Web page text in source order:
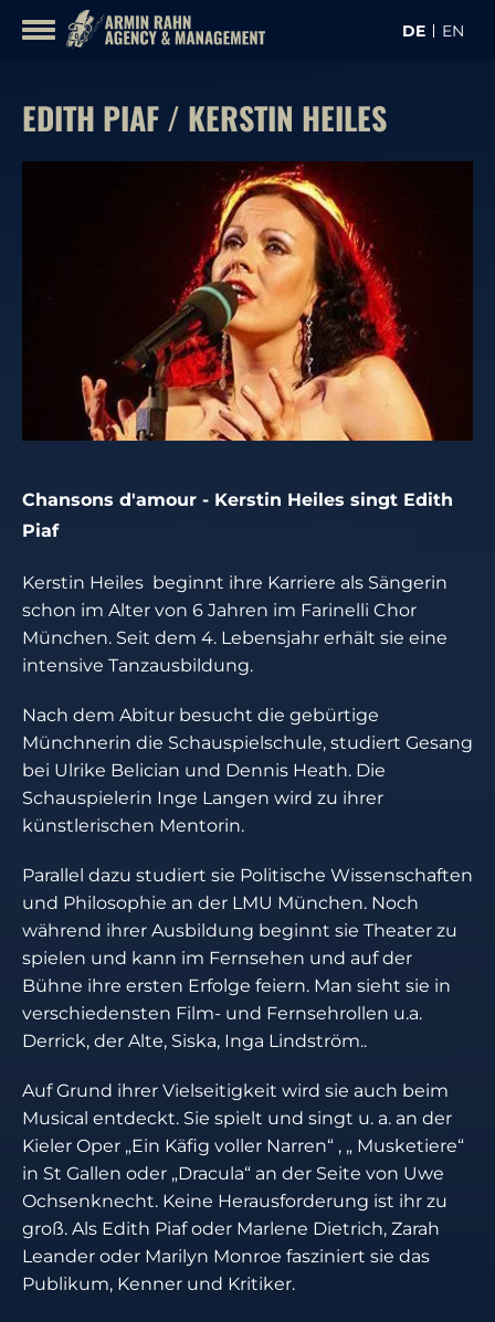
überspringen
DE EN
EDITH PIAF / KERSTIN HEILES
Chansons d'amour - Kerstin Heiles singt Edith
Piaf
Kerstin Heiles beginnt ihre Karriere als Sängerin
schon im Alter von 6 Jahren im Farinelli Chor
München. Seit dem 4. Lebensjahr erhält sie eine
intensive Tanzausbildung.
Nach dem Abitur besucht die gebürtige
Münchnerin die Schauspielschule, studiert Gesang
bei Ulrike Belician und Dennis Heath. Die
Schauspielerin Inge Langen wird zu ihrer
künstlerischen Mentorin.
Parallel dazu studiert sie Politische Wissenschaften
und Philosophie an der LMU München. Noch
während ihrer Ausbildung beginnt sie Theater zu
spielen und kann im Fernsehen und auf der
Bühne ihre ersten Erfolge feiern. Man sieht sie in
verschiedensten Film- und Fernsehrollen u.a.
Derrick, der Alte, Siska, Inga Lindström..
Auf Grund ihrer Vielseitigkeit wird sie auch beim
Musical entdeckt. Sie spielt und singt u. a. an der
Kieler Oper „Ein Käfig voller Narren“ , „ Musketiere“
in St Gallen oder „Dracula“ an der Seite von Uwe
Ochsenknecht. Keine Herausforderung ist ihr zu
groß. Als Edith Piaf oder Marlene Dietrich, Zarah
Leander oder Marilyn Monroe fasziniert sie das
Publikum, Kenner und Kritiker.